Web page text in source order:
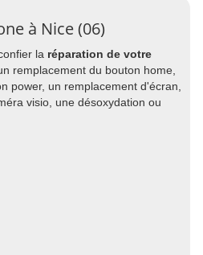
à Nice (06)
la réparation de votre
remplacement du bouton home,
power, un remplacement d'écran,
visio, une désoxydation ou